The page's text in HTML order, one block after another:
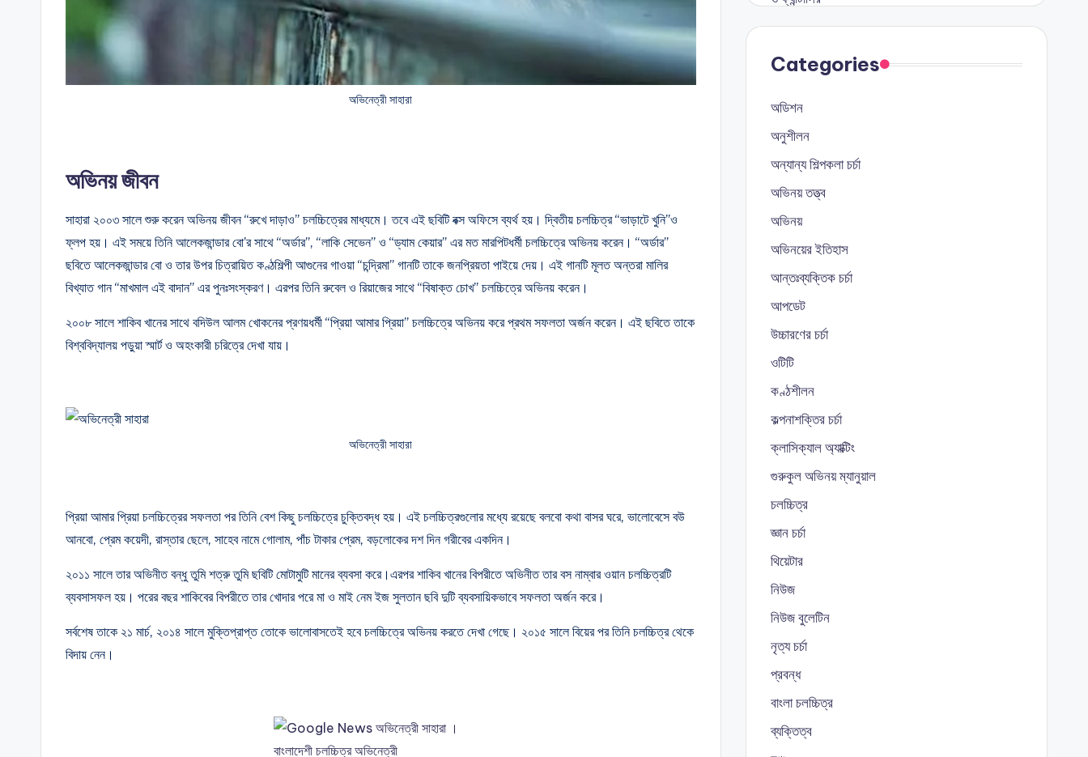
অভিনেত্রী সাহারা
অভিনয় জীবন
সাহারা ২০০৩ সালে শুরু করেন অভিনয় জীবন “রুখে দাড়াও” চলচ্চিত্রের মাধ্যমে। তবে এই ছবিটি বক্স অফিসে ব্যর্থ হয়। দ্বিতীয় চলচ্চিত্র “ভাড়াটে খুনি”ও
ফ্লপ হয়। এই সময়ে তিনি আলেকজান্ডার বো’র সাথে “অর্ডার”, “লাকি সেভেন” ও “ড্যাম কেয়ার” এর মত মারপিটধর্মী চলচ্চিত্রে অভিনয় করেন। “অর্ডার”
ছবিতে আলেকজান্ডার বো ও তার উপর চিত্রায়িত কণ্ঠশিল্পী আগুনের গাওয়া “চন্দ্রিমা” গানটি তাকে জনপ্রিয়তা পাইয়ে দেয়। এই গানটি মূলত অন্তরা মালির
বিখ্যাত গান “মাখমাল এই বাদান” এর পুনঃসংস্করণ। এরপর তিনি রুবেল ও রিয়াজের সাথে “বিষাক্ত চোখ” চলচ্চিত্রে অভিনয় করেন।
২০০৮ সালে শাকিব খানের সাথে বদিউল আলম খোকনের প্রণয়ধর্মী “প্রিয়া আমার প্রিয়া” চলচ্চিত্রে অভিনয় করে প্রথম সফলতা অর্জন করেন। এই ছবিতে তাকে
বিশ্ববিদ্যালয় পড়ুয়া স্মার্ট ও অহংকারী চরিত্রে দেখা যায়।
অভিনেত্রী সাহারা
প্রিয়া আমার প্রিয়া চলচ্চিত্রের সফলতা পর তিনি বেশ কিছু চলচ্চিত্রে চুক্তিবদ্ধ হয়। এই চলচ্চিত্রগুলোর মধ্যে রয়েছে বলবো কথা বাসর ঘরে, ভালোবেসে বউ
আনবো, প্রেম কয়েদী, রাস্তার ছেলে, সাহেব নামে গোলাম, পাঁচ টাকার প্রেম, বড়লোকের দশ দিন গরীবের একদিন।
২০১১ সালে তার অভিনীত বন্ধু তুমি শত্রু তুমি ছবিটি মোটামুটি মানের ব্যবসা করে।এরপর শাকিব খানের বিপরীতে অভিনীত তার বস নাম্বার ওয়ান চলচ্চিত্রটি
ব্যবসাসফল হয়। পরের বছর শাকিবের বিপরীতে তার খোদার পরে মা ও মাই নেম ইজ সুলতান ছবি দুটি ব্যবসায়িকভাবে সফলতা অর্জন করে।
সর্বশেষ তাকে ২১ মার্চ, ২০১৪ সালে মুক্তিপ্রাপ্ত তোকে ভালোবাসতেই হবে চলচ্চিত্রে অভিনয় করতে দেখা গেছে। ২০১৫ সালে বিয়ের পর তিনি চলচ্চিত্র থেকে
বিদায় নেন।
Categories
অডিশন
অনুশীলন
অন্যান্য শিল্পকলা চর্চা
অভিনয় তত্ত্ব
অভিনয়
অভিনয়ের ইতিহাস
আন্তঃব্যক্তিক চর্চা
আপডেট
উচ্চারণের চর্চা
ওটিটি
কণ্ঠশীলন
কল্পনাশক্তির চর্চা
ক্লাসিক্যাল অ্যাক্টিং
গুরুকুল অভিনয় ম্যানুয়াল
চলচ্চিত্র
জ্ঞান চর্চা
থিয়েটার
নিউজ
নিউজ বুলেটিন
নৃত্য চর্চা
প্রবন্ধ
বাংলা চলচ্চিত্র
ব্যক্তিত্ব